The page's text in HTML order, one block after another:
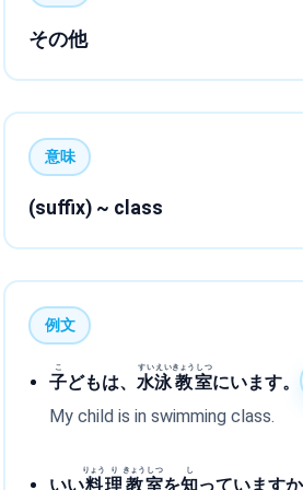
その他
意味
(suffix) ~ class
例文
子
こ
どもは、水
すい
泳
えい
教
きょう
室
しつ
にいます。
My child is in swimming class.
いい料
りょう
理
り
教
きょう
室
しつ
を知
し
っています